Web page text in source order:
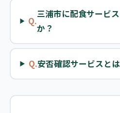
Q.
三浦市に配食サービ
か？
Q.安否確認サービスと